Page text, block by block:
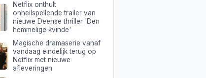
Netflix onthult
onheilspellende trailer van
nieuwe Deense thriller 'Den
hemmelige kvinde'
Magische dramaserie vanaf
vandaag eindelijk terug op
Netflix met nieuwe
afleveringen